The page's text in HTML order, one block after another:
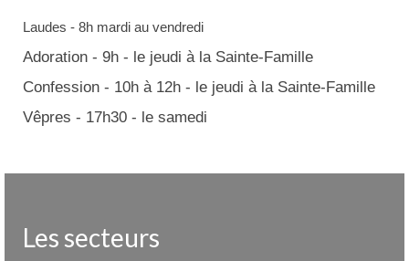
Laudes - 8h mardi au vendredi
Adoration - 9h - le jeudi à la Sainte-Famille
Confession - 10h à 12h - le jeudi à la Sainte-Famille
Vêpres - 17h30 - le samedi
Les secteurs